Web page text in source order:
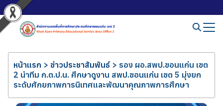
หน้าแรก > ข่าวประชาสัมพันธ์> รอง ผอ.สพป.ขอนแก่น เขต
2 นำทีม ก.ต.ป.น. ศึกษาดูงาน สพป.ขอนแก่น เขต 5 มุ่งยก
ระดับศักยภาพการนิเทศและพัฒนาคุณภาพการศึกษา